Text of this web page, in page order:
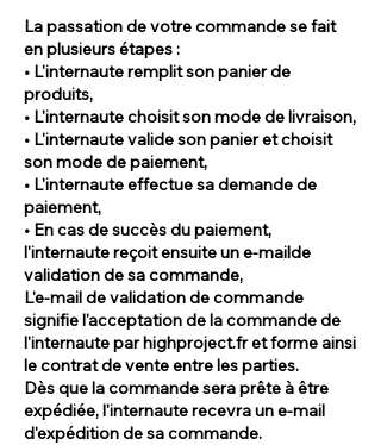
La passation de votre commande se fait
en plusieurs étapes :
• L'internaute remplit son panier de
produits,
• L'internaute choisit son mode de livraison,
• L'internaute valide son panier et choisit
son mode de paiement,
• L'internaute effectue sa demande de
paiement,
• En cas de succès du paiement,
l'internaute reçoit ensuite un e-mailde
validation de sa commande,
L'e-mail de validation de commande
signifie l'acceptation de la commande de
l'internaute par highproject.fr et forme ainsi
le contrat de vente entre les parties.
Dès que la commande sera prête à être
expédiée, l'internaute recevra un e-mail
d'expédition de sa commande.